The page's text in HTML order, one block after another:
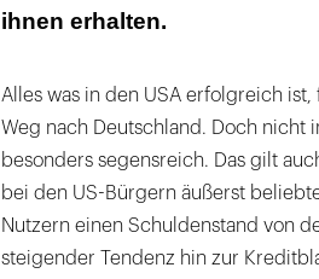
ihnen erhalten.
Alles was in den USA erfolgreich
Weg nach Deutschland. Doch nicht
besonders segensreich. Das gilt
bei den US-Bürgern äußerst
Nutzern einen Schuldenstand von
steigender Tendenz hin zur